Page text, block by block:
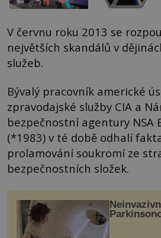
V červnu roku 2013 se
největších skandálů v
služeb.
Bývalý pracovník americké
zpravodajské služby CIA a
bezpečnostní agentury NSA
(*1983) v té době odhalí
prolamování soukromí ze
bezpečnostních složek.